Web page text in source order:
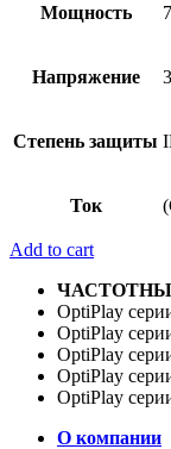
Мощность
Напряжение
Степень защиты
Ток
Add to cart
OptiPlay
OptiPlay
OptiPlay
OptiPlay
OptiPlay
О компании